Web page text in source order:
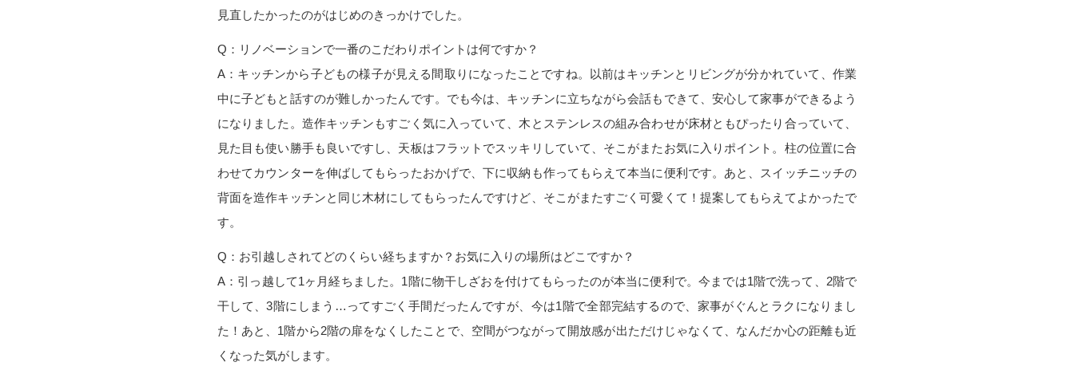
見直したかったのがはじめのきっかけでした。
Q：リノベーションで一番のこだわりポイントは何ですか？
A：キッチンから子どもの様子が見える間取りになったことですね。以前はキッチンとリビングが分かれていて、作業
中に子どもと話すのが難しかったんです。でも今は、キッチンに立ちながら会話もできて、安心して家事ができるよう
になりました。造作キッチンもすごく気に入っていて、木とステンレスの組み合わせが床材ともぴったり合っていて、
見た目も使い勝手も良いですし、天板はフラットでスッキリしていて、そこがまたお気に入りポイント。柱の位置に合
わせてカウンターを伸ばしてもらったおかげで、下に収納も作ってもらえて本当に便利です。あと、スイッチニッチの
背面を造作キッチンと同じ木材にしてもらったんですけど、そこがまたすごく可愛くて！提案してもらえてよかったで
す。
Q：お引越しされてどのくらい経ちますか？お気に入りの場所はどこですか？
A：引っ越して1ヶ月経ちました。1階に物干しざおを付けてもらったのが本当に便利で。今までは1階で洗って、2階で
干して、3階にしまう…ってすごく手間だったんですが、今は1階で全部完結するので、家事がぐんとラクになりまし
た！あと、1階から2階の扉をなくしたことで、空間がつながって開放感が出ただけじゃなくて、なんだか心の距離も近
くなった気がします。